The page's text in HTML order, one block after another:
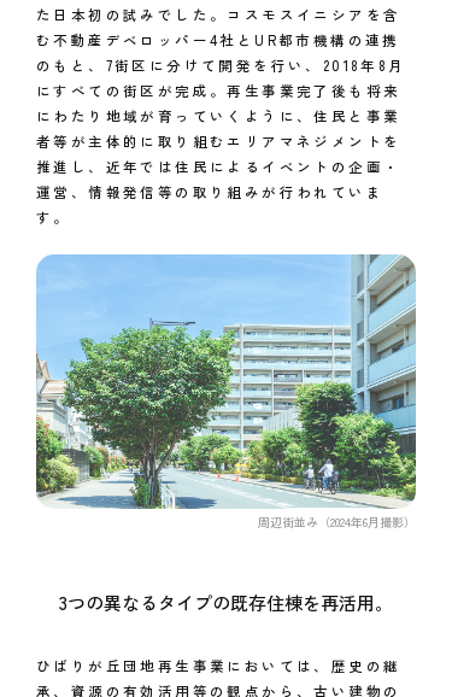
た日本初の試みでした。コスモスイニシアを含
む不動産デベロッパー4社とUR都市機構の連携
のもと、7街区に分けて開発を行い、2018年8月
にすべての街区が完成。再生事業完了後も将来
にわたり地域が育っていくように、住民と事業
者等が主体的に取り組むエリアマネジメントを
推進し、近年では住民によるイベントの企画・
運営、情報発信等の取り組みが行われていま
す。
周辺街並み（2024年6月撮影）
3つの異なるタイプの既存住棟を再活用。
ひばりが丘団地再生事業においては、歴史の継
承、資源の有効活用等の観点から、古い建物の